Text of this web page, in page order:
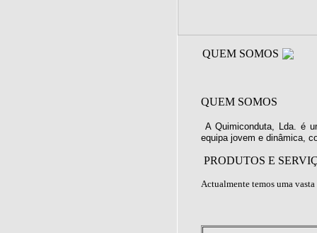
QUEM SOMOS
QUEM SOMOS
A Quimiconduta, Lda. é
equipa jovem e dinâmica,
PRODUTOS E
Actualmente temos uma